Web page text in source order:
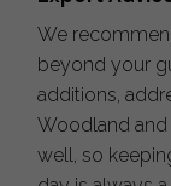
We
beyond your
additions,
Woodland
well, so